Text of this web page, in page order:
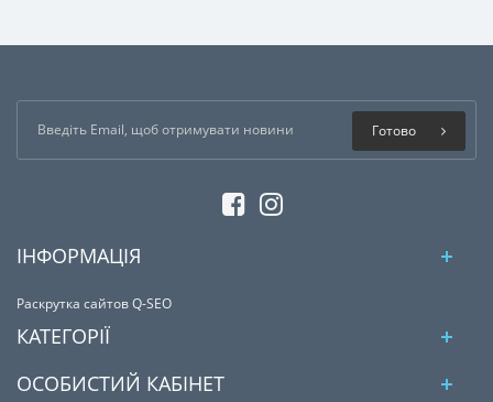
Готово
ІНФОРМАЦІЯ
Раскрутка сайтов Q-SEO
КАТЕГОРІЇ
ОСОБИСТИЙ КАБІНЕТ